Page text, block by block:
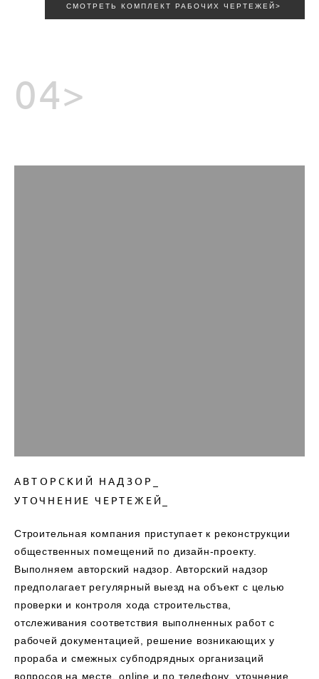
СМОТРЕТЬ КОМПЛЕКТ РАБОЧИХ ЧЕРТЕЖЕЙ>
04>
АВТОРСКИЙ НАДЗОР_
УТОЧНЕНИЕ ЧЕРТЕЖЕЙ_
Строительная компания приступает к реконструкции
общественных помещений по дизайн-проекту.
Выполняем авторский надзор. Авторский надзор
предполагает регулярный выезд на объект с целью
проверки и контроля хода строительства,
отслеживания соответствия выполненных работ с
рабочей документацией, решение возникающих у
прораба и смежных субподрядных организаций